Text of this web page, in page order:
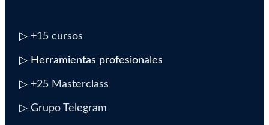
▷ +15 cursos
▷ Herramientas profesionales
▷ +25 Masterclass
▷ Grupo Telegram